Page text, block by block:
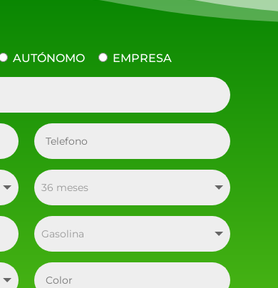
AUTÓNOMO EMPRESA